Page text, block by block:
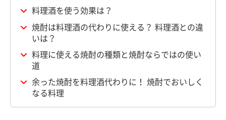
料理酒を使う効果は？
焼酎は料理酒の代わりに使える？ 料理酒との違
いは？
料理に使える焼酎の種類と焼酎ならではの使い
道
余った焼酎を料理酒代わりに！ 焼酎でおいしく
なる料理